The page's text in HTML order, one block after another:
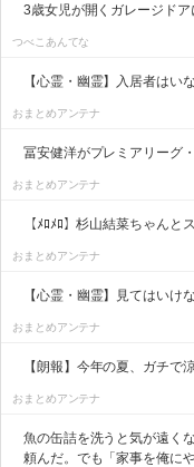
3歳女児が開くガレージド
つべこあんてな
【心霊・幽霊】入居者はい
おまとめアンテナ
冨安健洋がプレミアリーグ
おまとめアンテナ
【ﾒﾛﾒﾛ】杉山結菜ちゃんと
おまとめアンテナ
【心霊・幽霊】見てはいけ
おまとめアンテナ
【朗報】今年の夏、ガチで
おまとめアンテナ
魚の缶詰を洗うと気が遠く
頼んだ。でも「家事を俺に